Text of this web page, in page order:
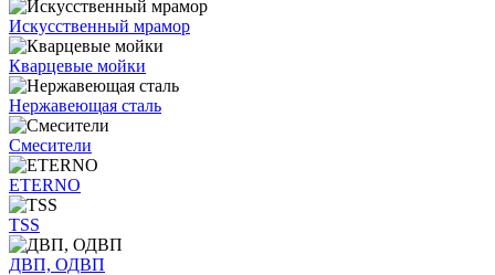
Искусственный мрамор
Кварцевые мойки
Нержавеющая сталь
Смесители
ETERNO
TSS
ДВП, ОДВП